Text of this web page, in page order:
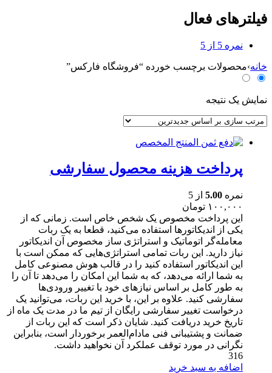
ت
ج
ا
ی
فیلترهای فعال
نمره 5 از 5
خانه›محصولات برچسب خورده “فروشگاه فارکس”
نمایش یک نتیجه
پرداخت هزینه محصول سفارشی
نمره 5.00 از 5
۱۰۰,۰۰۰ تومان
این پرداخت مخصوص یک شخص خاص است. زمانی که از
یکی از اندیکاتورها استفاده می‌کنید، قطعا به یک ربات
معامله‌گر اتوماتیک و استراتژی ساز مخصوص آن اندیکاتور
نیاز دارید. این ربات تمامی استراتژی‌هایی که ممکن است با
این اندیکاتور استفاده کنید را در قالب هوش مصنوعی کامل
به شما ارائه می‌دهد، که به شما این امکان را می‌دهد تا آن را
به طور کامل بر اساس نیازهای خود با تغییر ورودی‌ها
سفارشی کنید. علاوه بر این، با خرید این ربات، می‌توانید یک
درخواست تغییر سفارشی رایگان از تیم ما در مدت یک ماه از
تاریخ خرید دریافت کنید. شایان ذکر است که این ربات از
ضمانت و پشتیبانی فنی مادام‌العمر برخوردار است، بنابراین
نگرانی در مورد توقف عملکرد آن نخواهید داشت.
316
اضافه به سبد خرید